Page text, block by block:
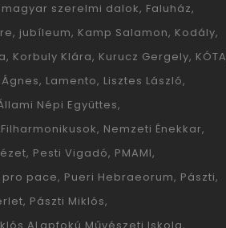
szerelmi dalok Faluház
jubíleum Kamp Salamon Kodály
Korbuly Klára Kurucz Gergely KÓTA
Lamento Lisztes László
Népi Együttes
Nemzeti Énekkar
Pesti Vigadó PMAMI
pace Pueri Hebraeorum Pászti
Pászti Miklós